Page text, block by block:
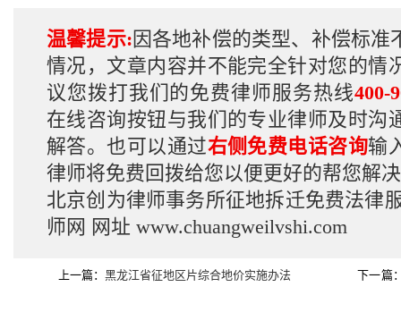
温馨提示:因各地补偿的类型、补偿标准
情况，文章内容并不能完全针对您的情
议您拨打我们的免费律师服务热线400-
在线咨询按钮与我们的专业律师及时沟
解答。也可以通过右侧免费电话咨询输
律师将免费回拨给您以便更好的帮您解
北京创为律师事务所征地拆迁免费法律
师网 网址 www.chuangweilvshi.com
上一篇： 黑龙江省征地区片综合地价实施办法 下一篇